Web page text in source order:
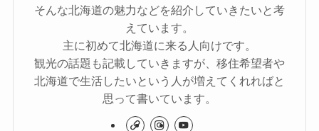
そんな北海道の魅力などを紹介していきたいと考
えています。
主に初めて北海道に来る人向けです。
観光の話題も記載していきますが、移住希望者や
北海道で生活したいという人が増えてくれればと
思って書いています。